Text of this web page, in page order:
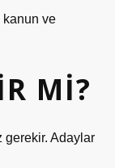
kanun ve
MI?
gerekir. Adaylar